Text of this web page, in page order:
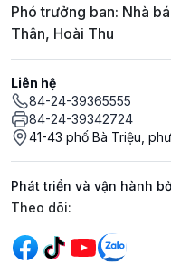
Phó trưởng ban: Nhà
Thân, Hoài Thu
Liên hệ
84-24-39365555
84-24-39342724
41-43 phố Bà Triệu,
Phát triển và vận hành
Mạng xã hội
Theo dõi: